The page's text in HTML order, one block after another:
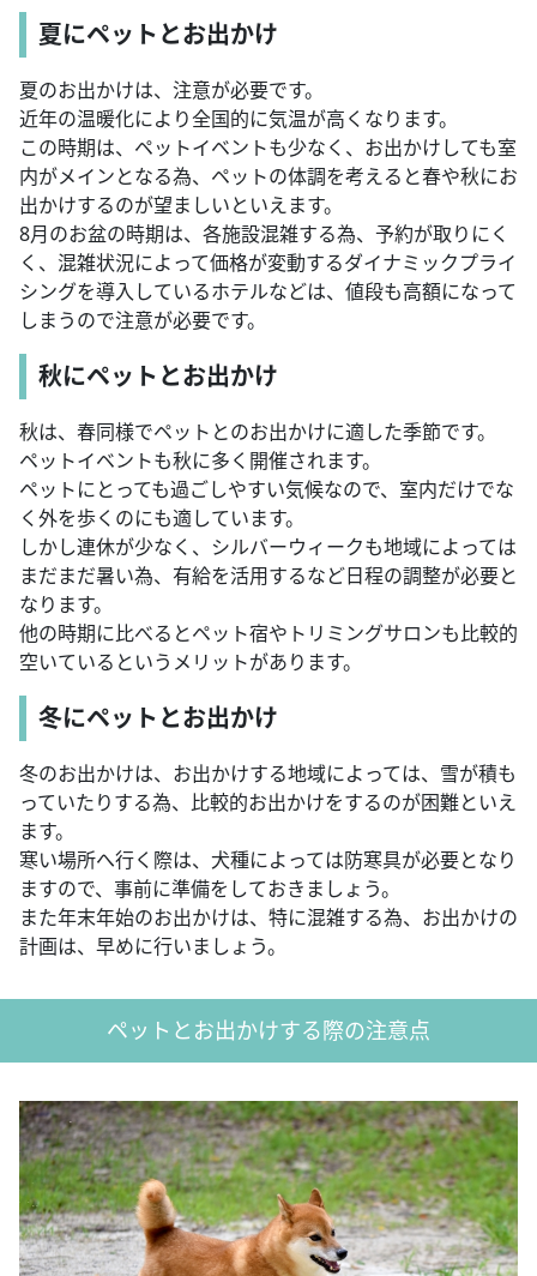
夏にペットとお出かけ
夏のお出かけは、注意が必要です。
近年の温暖化により全国的に気温が高くなります。
この時期は、ペットイベントも少なく、お出かけしても室
内がメインとなる為、ペットの体調を考えると春や秋にお
出かけするのが望ましいといえます。
8月のお盆の時期は、各施設混雑する為、予約が取りにく
く、混雑状況によって価格が変動するダイナミックプライ
シングを導入しているホテルなどは、値段も高額になって
しまうので注意が必要です。
秋にペットとお出かけ
秋は、春同様でペットとのお出かけに適した季節です。
ペットイベントも秋に多く開催されます。
ペットにとっても過ごしやすい気候なので、室内だけでな
く外を歩くのにも適しています。
しかし連休が少なく、シルバーウィークも地域によっては
まだまだ暑い為、有給を活用するなど日程の調整が必要と
なります。
他の時期に比べるとペット宿やトリミングサロンも比較的
空いているというメリットがあります。
冬にペットとお出かけ
冬のお出かけは、お出かけする地域によっては、雪が積も
っていたりする為、比較的お出かけをするのが困難といえ
ます。
寒い場所へ行く際は、犬種によっては防寒具が必要となり
ますので、事前に準備をしておきましょう。
また年末年始のお出かけは、特に混雑する為、お出かけの
計画は、早めに行いましょう。
ペットとお出かけする際の注意点